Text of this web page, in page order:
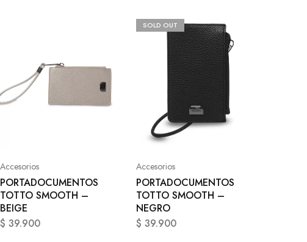
Accesorios
PORTADOCUMENTOS
TOTTO SMOOTH –
BEIGE
$ 39.900
SOLD OUT
Accesorios
PORTADOCUMENTOS
TOTTO SMOOTH –
NEGRO
$ 39.900